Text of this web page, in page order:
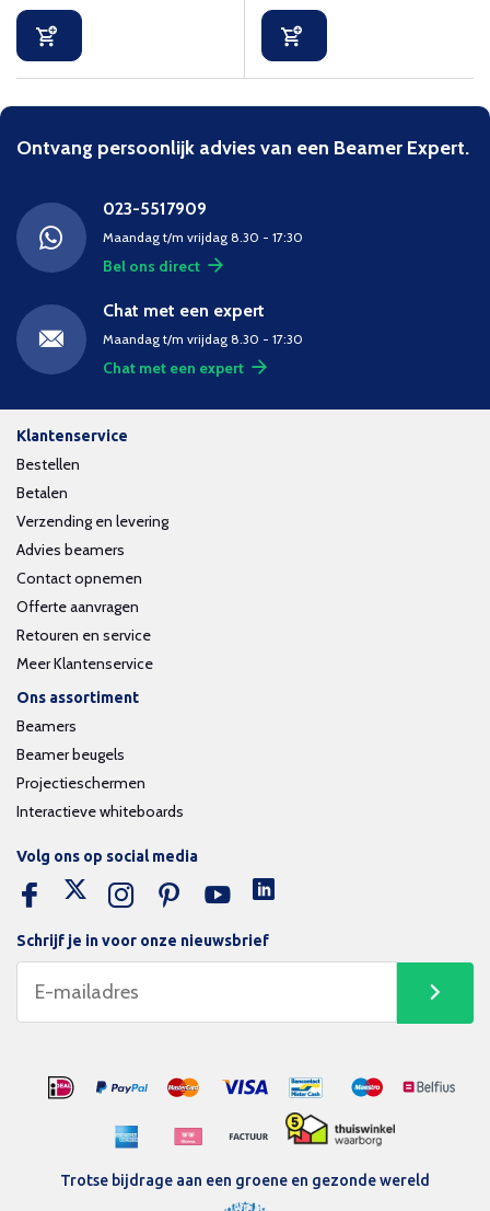
Ontvang persoonlijk advies van een Beamer Expert.
023-5517909
Maandag t/m vrijdag 8.30 - 17:30
Bel ons direct
Chat met een expert
Maandag t/m vrijdag 8.30 - 17:30
Chat met een expert
Klantenservice
Bestellen
Betalen
Verzending en levering
Advies beamers
Contact opnemen
Offerte aanvragen
Retouren en service
Meer Klantenservice
Ons assortiment
Beamers
Beamer beugels
Projectieschermen
Interactieve whiteboards
Schrijf je in voor onze nieuwsbrief
Volg ons op social media
Trotse bijdrage aan een groene en gezonde wereld